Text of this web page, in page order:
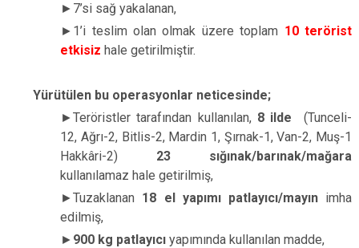
► 7’si sağ yakalanan,
► 1’i teslim olanolmak üzere toplam 10 terörist
etkisiz hale getirilmiştir.
Yürütülen bu operasyonlar neticesinde;
►Teröristler tarafından kullanılan, 8 ilde (Tunceli-
12, Ağrı-2, Bitlis-2, Mardin 1, Şırnak-1, Van-2, Muş-1
Hakkâri-2) 23
sığınak/barınak/mağara
kullanılamaz hale getirilmiş,
►Tuzaklanan 18 el yapımı patlayıcı/mayınimha
edilmiş,
► 900 kg patlayıcıyapımında kullanılan madde,